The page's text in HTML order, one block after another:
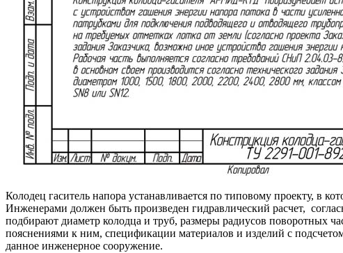
Колодец гаситель напора устанавливается по типовому проекту, в
Инженерами должен быть произведен гидравлический расчет,
подбирают диаметр колодца и труб, размеры радиусов поворотных
пояснениями к ним, спецификации материалов и изделий с
данное инженерное сооружение.